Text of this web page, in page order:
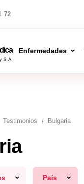
72
S.A.
Enfermedades
Testimonios Bulgaria
País